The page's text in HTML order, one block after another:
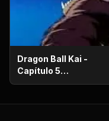
Dragon Ball Kai -
Capítulo 5
¡Supervivencia en el
luna llena despierta a